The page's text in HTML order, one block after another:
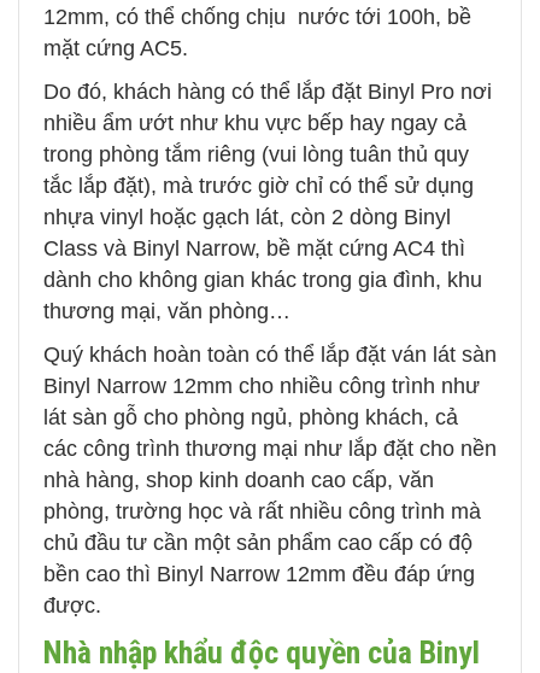
12mm, có thể chống chịu nước tới 100h, bề
mặt cứng AC5.
Do đó, khách hàng có thể lắp đặt Binyl Pro nơi
nhiều ẩm ướt như khu vực bếp hay ngay cả
trong phòng tắm riêng (vui lòng tuân thủ quy
tắc lắp đặt), mà trước giờ chỉ có thể sử dụng
nhựa vinyl hoặc gạch lát, còn 2 dòng Binyl
Class và Binyl Narrow, bề mặt cứng AC4 thì
dành cho không gian khác trong gia đình, khu
thương mại, văn phòng…
Quý khách hoàn toàn có thể lắp đặt ván lát sàn
Binyl Narrow 12mm cho nhiều công trình như
lát sàn gỗ cho phòng ngủ, phòng khách, cả
các công trình thương mại như lắp đặt cho nền
nhà hàng, shop kinh doanh cao cấp, văn
phòng, trường học và rất nhiều công trình mà
chủ đầu tư cần một sản phẩm cao cấp có độ
bền cao thì Binyl Narrow 12mm đều đáp ứng
được.
Nhà nhập khẩu độc quyền của Binyl